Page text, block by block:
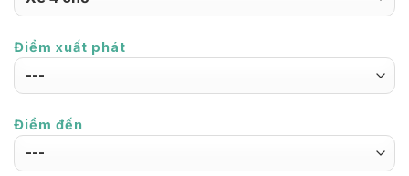
Điểm xuất phát
Điểm đến